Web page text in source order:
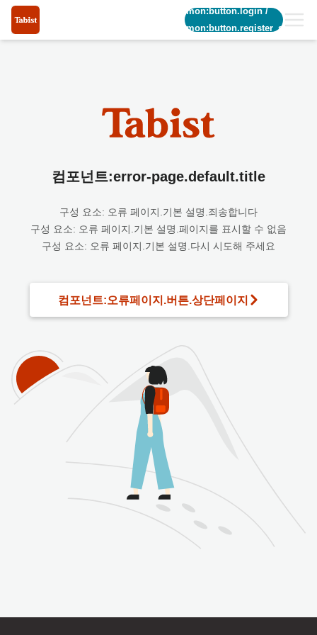
common:button.login/
common:button.register_short
컴포넌트:error-page.default.title
구성 요소: 오류 페이지.기본 설명.죄송합니다
구성 요소: 오류 페이지.기본 설명.페이지를 표시할 수 없음
구성 요소: 오류 페이지.기본 설명.다시 시도해 주세요
컴포넌트:오류페이지.버튼.상단페이지